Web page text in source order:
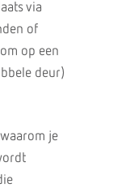
via
of
op een
deur)
je